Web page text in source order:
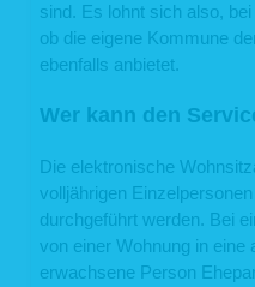
sind. Es lohnt sich also,
ob die eigene Kommune
ebenfalls anbietet.
Wer kann den
Die elektronische
volljährigen
durchgeführt werden. Bei
von einer Wohnung in eine
erwachsene Person